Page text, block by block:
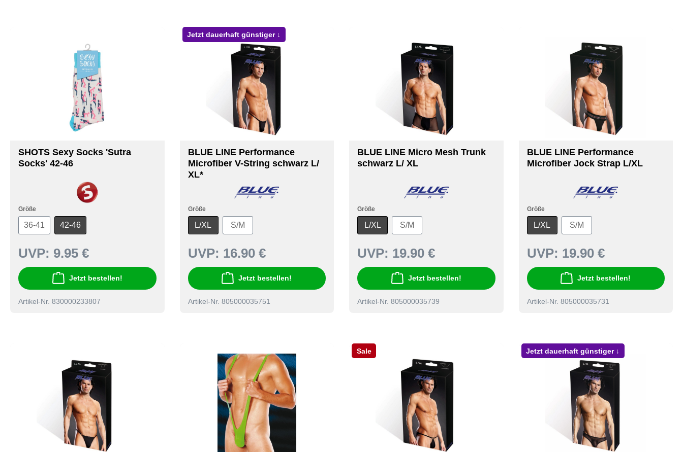
SHOTS Sexy Socks 'Sutra
Socks' 42-46
Größe
36-41 42-46
UVP: 9.95 €
Jetzt bestellen!
Artikel-Nr. 830000233807
Jetzt dauerhaft günstiger ↓
BLUE LINE Performance
Microfiber V-String schwarz L/
XL*
Größe
L/XL S/M
UVP: 16.90 €
Jetzt bestellen!
Artikel-Nr. 805000035751
BLUE LINE Micro Mesh Trunk
schwarz L/ XL
Größe
L/XL S/M
UVP: 19.90 €
Jetzt bestellen!
Artikel-Nr. 805000035739
BLUE LINE Performance
Microfiber Jock Strap L/XL
Größe
L/XL S/M
UVP: 19.90 €
Jetzt bestellen!
Artikel-Nr. 805000035731
Sale Jetzt dauerhaft günstiger ↓